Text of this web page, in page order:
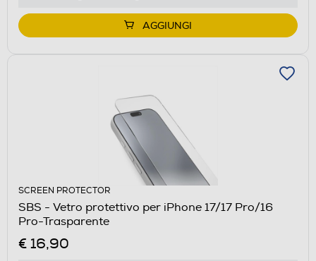
AGGIUNGI
SCREEN PROTECTOR
SBS - Vetro protettivo per iPhone 17/17 Pro/16
Pro-Trasparente
€ 16,90